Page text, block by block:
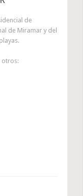
de
de Miramar y del
otros: